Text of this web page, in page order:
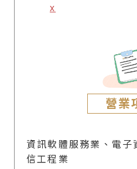
x
營業
資訊軟體服務業、電子
信工程業